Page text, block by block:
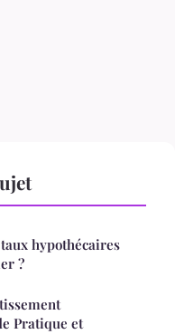
hypothécaires
?
Pratique et